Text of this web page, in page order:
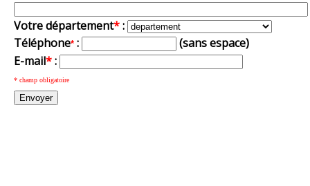
Votre département*:
Téléphone* :
(sans espace)
E-mail*:
* champ obligatoire